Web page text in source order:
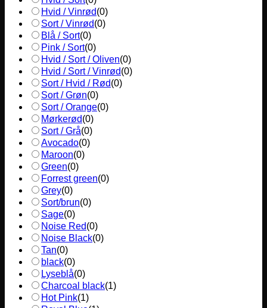
Hvid / Vinrød(0)
Sort / Vinrød(0)
Blå / Sort(0)
Pink / Sort(0)
Hvid / Sort / Oliven(0)
Hvid / Sort / Vinrød(0)
Sort / Hvid / Rød(0)
Sort / Grøn(0)
Sort / Orange(0)
Mørkerød(0)
Sort / Grå(0)
Avocado(0)
Maroon(0)
Green(0)
Forrest green(0)
Grey(0)
Sort/brun(0)
Sage(0)
Noise Red(0)
Noise Black(0)
Tan(0)
black(0)
Lyseblå(0)
Charcoal black(1)
Hot Pink(1)